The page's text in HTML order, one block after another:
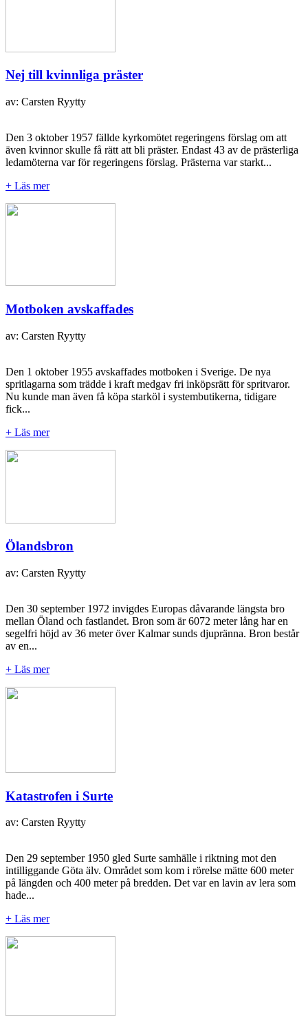
Nej till kvinnliga präster
av: Carsten Ryytty
Den 3 oktober 1957 fällde kyrkomötet regeringens förslag om att
även kvinnor skulle få rätt att bli präster. Endast 43 av de prästerliga
ledamöterna var för regeringens förslag. Prästerna var starkt...
+ Läs mer
Motboken avskaffades
av: Carsten Ryytty
Den 1 oktober 1955 avskaffades motboken i Sverige. De nya
spritlagarna som trädde i kraft medgav fri inköpsrätt för spritvaror.
Nu kunde man även få köpa starköl i systembutikerna, tidigare
fick...
+ Läs mer
Ölandsbron
av: Carsten Ryytty
Den 30 september 1972 invigdes Europas dåvarande längsta bro
mellan Öland och fastlandet. Bron som är 6072 meter lång har en
segelfri höjd av 36 meter över Kalmar sunds djupränna. Bron består
av en...
+ Läs mer
Katastrofen i Surte
av: Carsten Ryytty
Den 29 september 1950 gled Surte samhälle i riktning mot den
intilliggande Göta älv. Området som kom i rörelse mätte 600 meter
på längden och 400 meter på bredden. Det var en lavin av lera som
hade...
+ Läs mer